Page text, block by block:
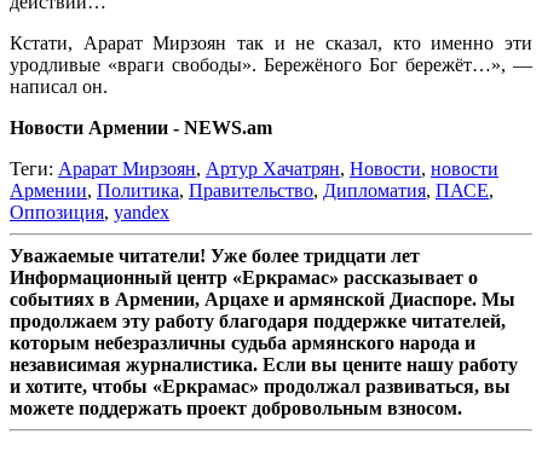
Кстати, Арарат Мирзоян так и не сказал, кто именно эти
уродливые «враги свободы». Бережёного Бог бережёт…», —
написал он.
Новости Армении - NEWS.am
Теги: Арарат Мирзоян, Артур Хачатрян, Новости, новости
Армении, Политика, Правительство, Дипломатия, ПАСЕ,
Оппозиция, yandex
Уважаемые читатели! Уже более тридцати лет
Информационный центр «Еркрамас» рассказывает о
событиях в Армении, Арцахе и армянской Диаспоре. Мы
продолжаем эту работу благодаря поддержке читателей,
которым небезразличны судьба армянского народа и
независимая журналистика. Если вы цените нашу работу
и хотите, чтобы «Еркрамас» продолжал развиваться, вы
можете поддержать проект добровольным взносом.